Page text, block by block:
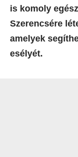
is komoly
Szerencsére
amelyek
esélyét.